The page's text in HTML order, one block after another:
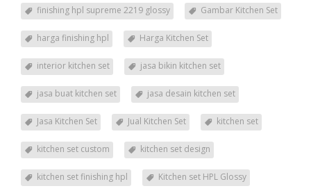
finishing hpl supreme 2219 glossy Gambar Kitchen Set
harga finishing hpl Harga Kitchen Set
interior kitchen set jasa bikin kitchen set
jasa buat kitchen set jasa desain kitchen set
Jasa Kitchen Set Jual Kitchen Set kitchen set
kitchen set custom kitchen set design
kitchen set finishing hpl Kitchen set HPL Glossy